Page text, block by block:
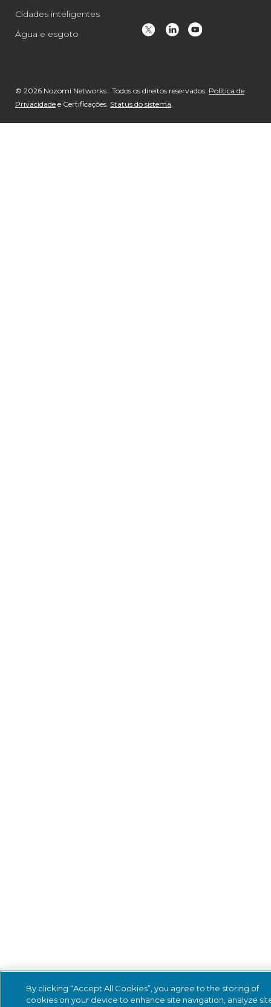
Cidades inteligentes
Água e esgoto
© 2026 Nozomi Networks . Todos os direitos reservados. Política de
Privacidade e Certificações. Status do sistema
By clicking “Accept All Cookies”, you agree to the storing of
cookies on your device to enhance site navigation, analyze